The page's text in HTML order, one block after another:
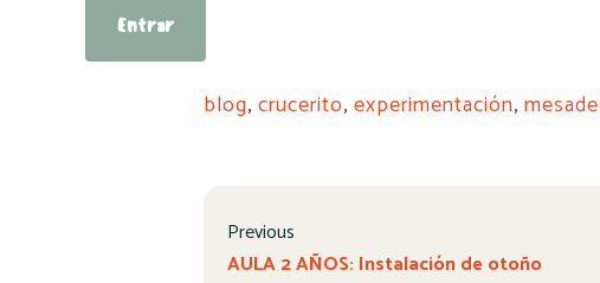
blog, crucerito, experimentación,
Previous
AULA 2 AÑOS: Instalación de otoño